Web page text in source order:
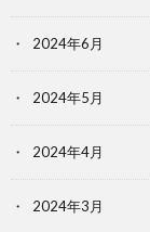
2024年6月
2024年5月
2024年4月
2024年3月